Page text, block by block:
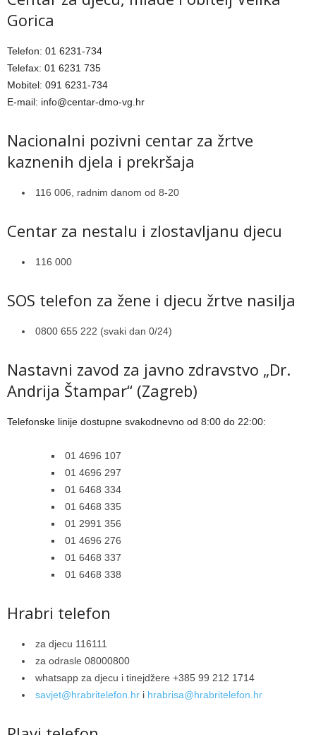
Gorica
Telefon: 01 6231-734
Telefax: 01 6231 735
Mobitel: 091 6231-734
E-mail: info@centar-dmo-vg.hr
Nacionalni pozivni centar za žrtve
kaznenih djela i prekršaja
116 006, radnim danom od 8-20
Centar za nestalu i zlostavljanu djecu
116 000
SOS telefon za žene i djecu žrtve nasilja
0800 655 222 (svaki dan 0/24)
Nastavni zavod za javno zdravstvo „Dr.
Andrija Štampar“ (Zagreb)
Telefonske linije dostupne svakodnevno od 8:00 do 22:00:
01 4696 107
01 4696 297
01 6468 334
01 6468 335
01 2991 356
01 4696 276
01 6468 337
01 6468 338
Hrabri telefon
za djecu 116111
za odrasle 08000800
whatsapp za djecu i tinejdžere +385 99 212 1714
savjet@hrabritelefon.hr i hrabrisa@hrabritelefon.hr